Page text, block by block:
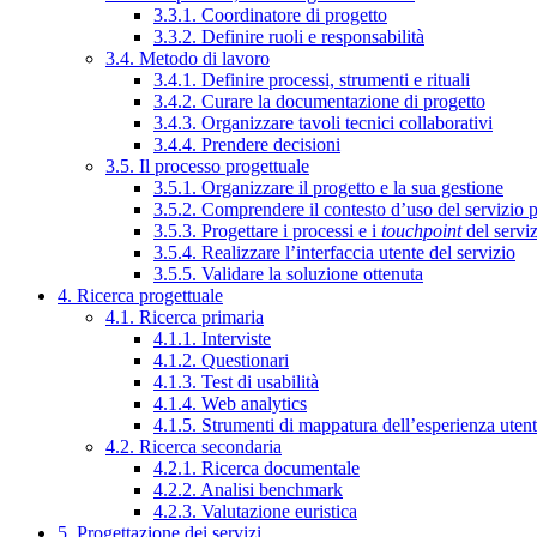
3.3.1. Coordinatore di progetto
3.3.2. Definire ruoli e responsabilità
3.4. Metodo di lavoro
3.4.1. Definire processi, strumenti e rituali
3.4.2. Curare la documentazione di progetto
3.4.3. Organizzare tavoli tecnici collaborativi
3.4.4. Prendere decisioni
3.5. Il processo progettuale
3.5.1. Organizzare il progetto e la sua gestione
3.5.2. Comprendere il contesto d’uso del servizio
3.5.3. Progettare i processi e i touchpointdel
3.5.4. Realizzare l’interfaccia utente del servizio
3.5.5. Validare la soluzione ottenuta
4. Ricerca progettuale
4.1. Ricerca primaria
4.1.1. Interviste
4.1.2. Questionari
4.1.3. Test di usabilità
4.1.4. Web analytics
4.1.5. Strumenti di mappatura dell’esperienza
4.2. Ricerca secondaria
4.2.1. Ricerca documentale
4.2.2. Analisi benchmark
4.2.3. Valutazione euristica
5. Progettazione dei servizi